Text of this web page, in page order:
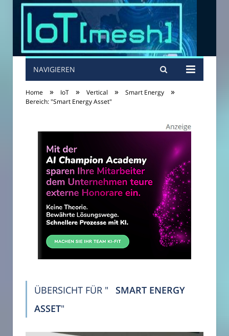
NAVIGIEREN
Home » IoT » Vertical » Smart Energy »
Bereich: "Smart Energy Asset"
ÜBERSICHT FÜR "
SMART ENERGY
ASSET"